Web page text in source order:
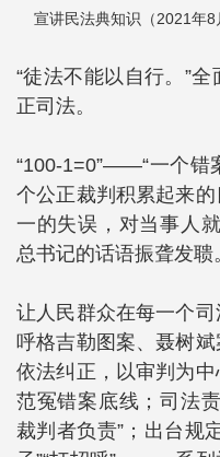
宣讲民法典知识（2021年
“徒法不能以自行。”
正司法。
“100-1=0”——“一个错
个公正裁判积累起来
一的失误，对当事人
总书记的话语振聋发聩
让人民群众在每一个司
呼格吉勒图案、聂树
依法纠正，以审判为
范冤错案底线；司法
裁判者负责”；出台规